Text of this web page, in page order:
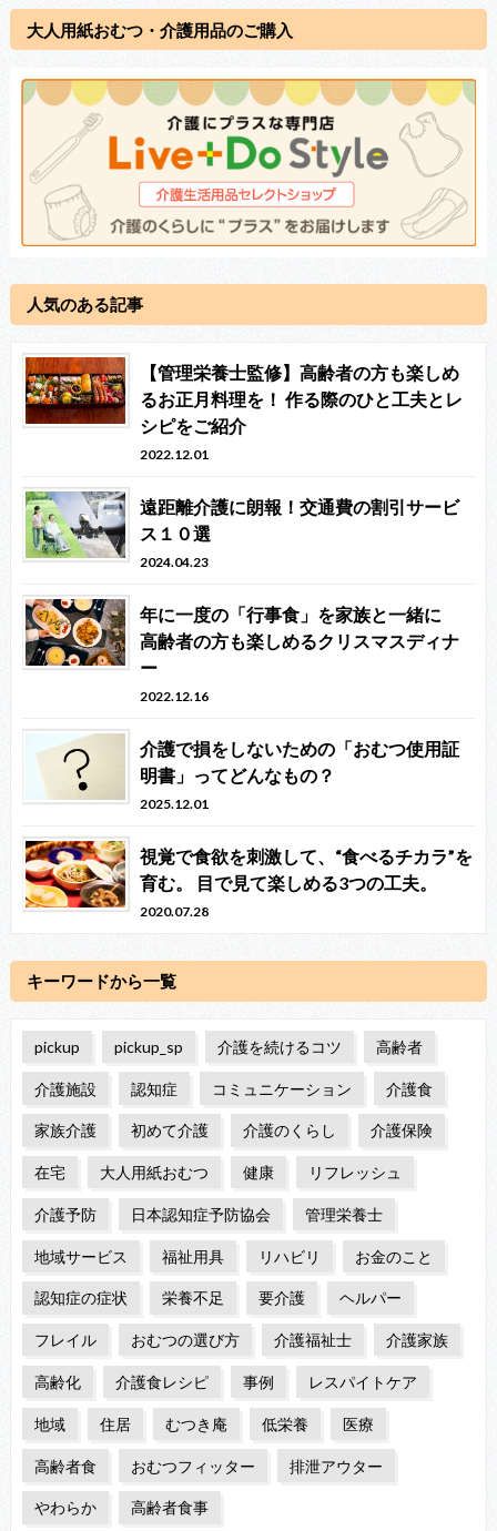
大人用紙おむつ・介護用品のご購入
人気のある記事
【管理栄養士監修】高齢者の方も楽しめ
るお正月料理を！ 作る際のひと工夫とレ
シピをご紹介
2022.12.01
遠距離介護に朗報！交通費の割引サービ
ス１０選
2024.04.23
年に一度の「行事食」を家族と一緒に
高齢者の方も楽しめるクリスマスディナ
ー
2022.12.16
介護で損をしないための「おむつ使用証
明書」ってどんなもの？
2025.12.01
視覚で食欲を刺激して、“食べるチカラ”を
育む。 目で見て楽しめる3つの工夫。
2020.07.28
キーワードから一覧
pickup pickup_sp 介護を続けるコツ 高齢者
介護施設 認知症 コミュニケーション 介護食
家族介護 初めて介護 介護のくらし 介護保険
在宅 大人用紙おむつ 健康 リフレッシュ
介護予防 日本認知症予防協会 管理栄養士
地域サービス 福祉用具 リハビリ お金のこと
認知症の症状 栄養不足 要介護 ヘルパー
フレイル おむつの選び方 介護福祉士 介護家族
高齢化 介護食レシピ 事例 レスパイトケア
地域 住居 むつき庵 低栄養 医療
高齢者食 おむつフィッター 排泄アウター
やわらか 高齢者食事